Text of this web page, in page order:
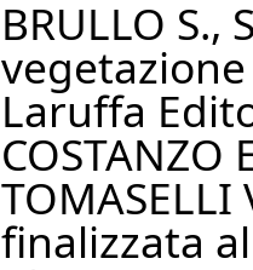
BRULLO S.,
Laruffa
COSTANZO
finalizzata